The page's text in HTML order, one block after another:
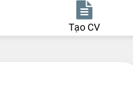
Tạo CV